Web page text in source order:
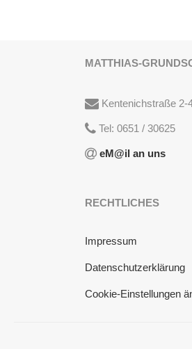
MATTHIAS-
Kentenichstraße 2-
Tel: 0651 / 30625
eM@il an uns
RECHTLICHES
Impressum
Datenschutzerklärung
Cookie-Einstellungen